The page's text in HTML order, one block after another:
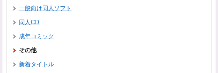
一般向け同人ソフト
同人CD
成年コミック
その他
新着タイトル